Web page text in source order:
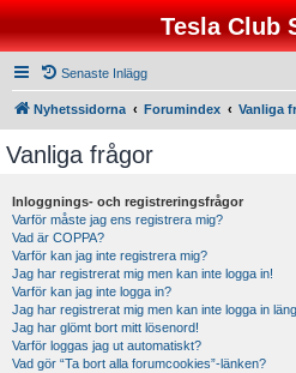
Tesla Club
Senaste Inlägg
Nyhetssidorna Forumindex Vanliga
Vanliga frågor
Inloggnings- och registreringsfrågor
Varför måste jag ens registrera mig?
Vad är COPPA?
Varför kan jag inte registrera mig?
Jag har registrerat mig men kan inte logga in!
Varför kan jag inte logga in?
Jag har registrerat mig men kan inte logga in
Jag har glömt bort mitt lösenord!
Varför loggas jag ut automatiskt?
Vad gör “Ta bort alla forumcookies”-länken?